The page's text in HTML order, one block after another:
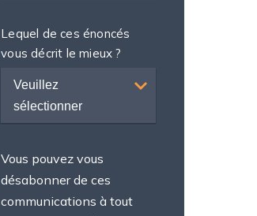
Lequel de ces énoncés
vous décrit le mieux ?
Veuillez
sélectionner
Vous pouvez vous
désabonner de ces
communications à tout